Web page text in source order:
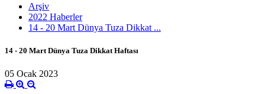
Arşiv
2022 Haberler
14 - 20 Mart Dünya Tuza Dikkat ...
14 - 20 Mart Dünya Tuza Dikkat Haftası
05 Ocak 2023